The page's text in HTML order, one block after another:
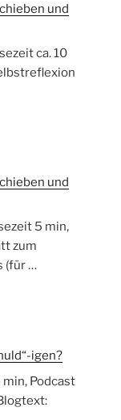
und
ca. 10
und
5 min,
zum
(für …
igen?
Podcast